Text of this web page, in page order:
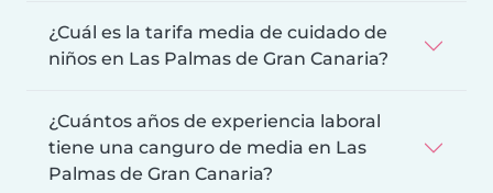
¿Cuál es la tarifa media de cuidado de
niños en Las Palmas de Gran Canaria?
¿Cuántos años de experiencia laboral
tiene una canguro de media en Las
Palmas de Gran Canaria?